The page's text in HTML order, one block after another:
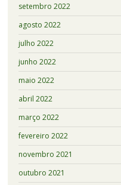
setembro 2022
agosto 2022
julho 2022
junho 2022
maio 2022
abril 2022
março 2022
fevereiro 2022
novembro 2021
outubro 2021